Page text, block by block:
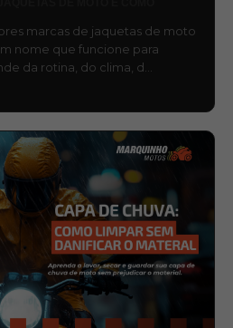
marcas de jaquetas de moto
nome que funcione para
da rotina, do clima, d…